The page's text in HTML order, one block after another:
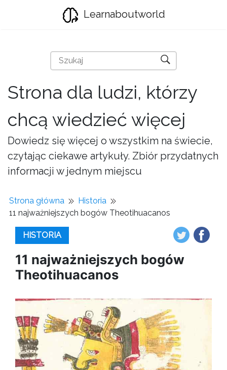
Learnaboutworld
Strona dla ludzi, którzy
chcą wiedzieć więcej
Dowiedz się więcej o wszystkim na świecie,
czytając ciekawe artykuły. Zbiór przydatnych
informacji w jednym miejscu
Strona główna
Historia
11 najważniejszych bogów Theotihuacanos
HISTORIA
11 najważniejszych bogów
Theotihuacanos